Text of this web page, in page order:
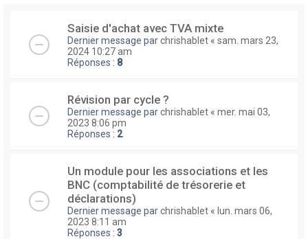
Saisie d'achat avec TVA mixte
Dernier message parchrishablet « sam. mars 23,
2024 10:27 am
Réponses : 8
Révision par cycle ?
Dernier message parchrishablet « mer. mai 03,
2023 8:06 pm
Réponses : 2
Un module pour les associations et les
BNC (comptabilité de trésorerie et
déclarations)
Dernier message parchrishablet « lun. mars 06,
2023 8:11 am
Réponses : 3